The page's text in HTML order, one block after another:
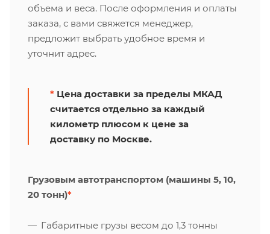
объема и веса. После оформления и оплаты
заказа, с вами свяжется менеджер,
предложит выбрать удобное время и
уточнит адрес.
* Цена доставки за пределы МКАД
считается отдельно за каждый
километр плюсом к цене за
доставку по Москве.
Грузовым автотранспортом (машины 5, 10,
20 тонн)*
Габаритные грузы весом до 1,3 тонны